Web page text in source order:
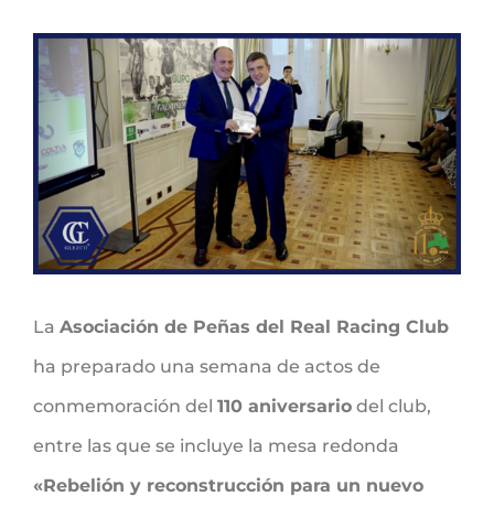
Ver
imagen
más
grande
La Asociación de Peñas del Real Racing Club
ha preparado una semana de actos de
conmemoración del 110 aniversario del club,
entre las que se incluye la mesa redonda
«Rebelión y reconstrucción para un nuevo